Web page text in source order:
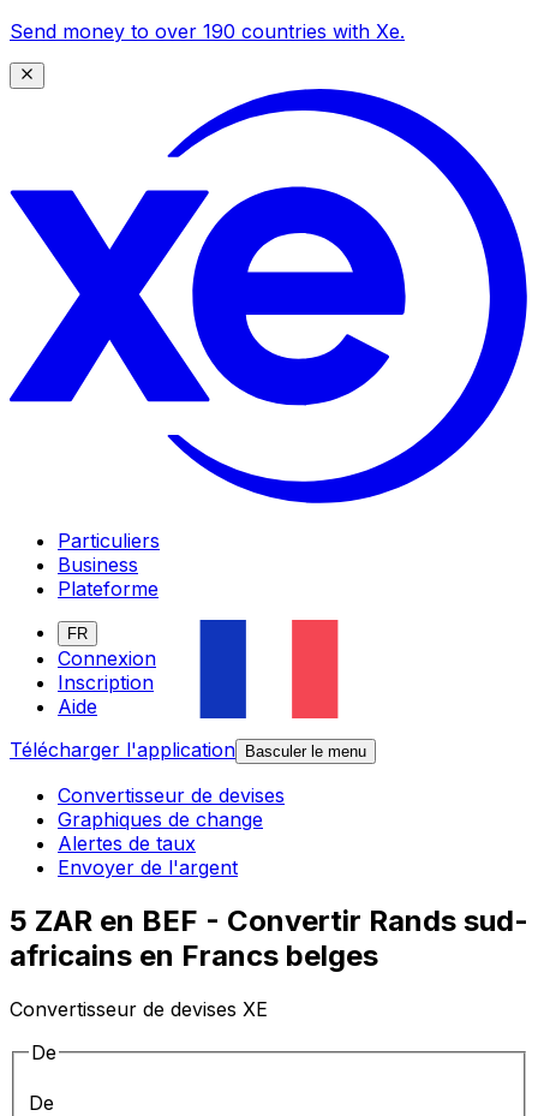
Send money to over 190 countries with Xe.
Particuliers
Business
Plateforme
FR
Connexion
Inscription
Aide
Télécharger l'application
Basculer le menu
Convertisseur de devises
Graphiques de change
Alertes de taux
Envoyer de l'argent
5 ZAR en BEF - Convertir Rands sud-
africains en Francs belges
Convertisseur de devises XE
De
De